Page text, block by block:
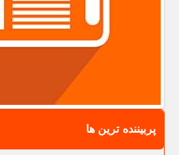
پربیننده ترین ها